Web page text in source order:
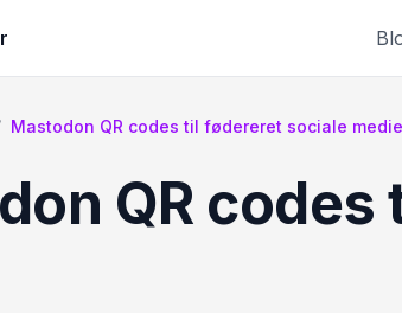
Mastodon QR codes til fødereret sociale
QR